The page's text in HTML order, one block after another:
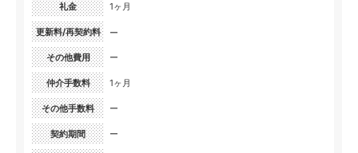
礼金 1ヶ月
更新料/再契約料 ー
その他費用 ー
仲介手数料 1ヶ月
その他手数料 ー
契約期間 ー